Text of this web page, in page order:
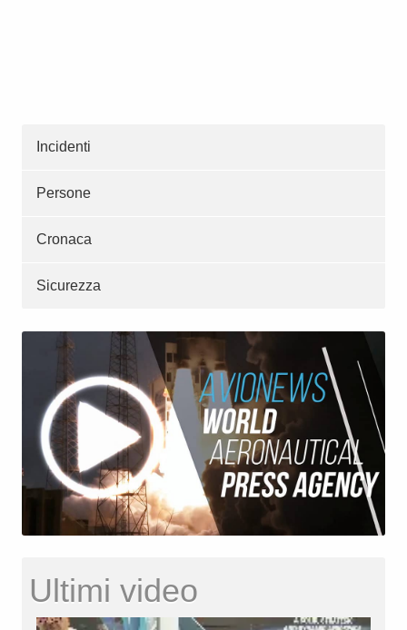
Incidenti
Persone
Cronaca
Sicurezza
Ultimi video